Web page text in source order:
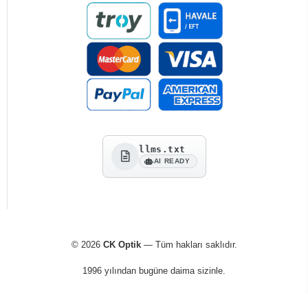
llms.txt
AI READY
© 2026 CK Optik— Tüm hakları saklıdır.
1996 yılından bugüne daima sizinle.